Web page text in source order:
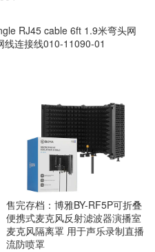
RJ45 cable 6ft 1.9米弯头网
线连接线010-11090-01
售完存档：博雅BY-RF5P可折叠
便携式麦克风反射滤波器演播室
麦克风隔离罩 用于声乐录制直播
流防喷罩